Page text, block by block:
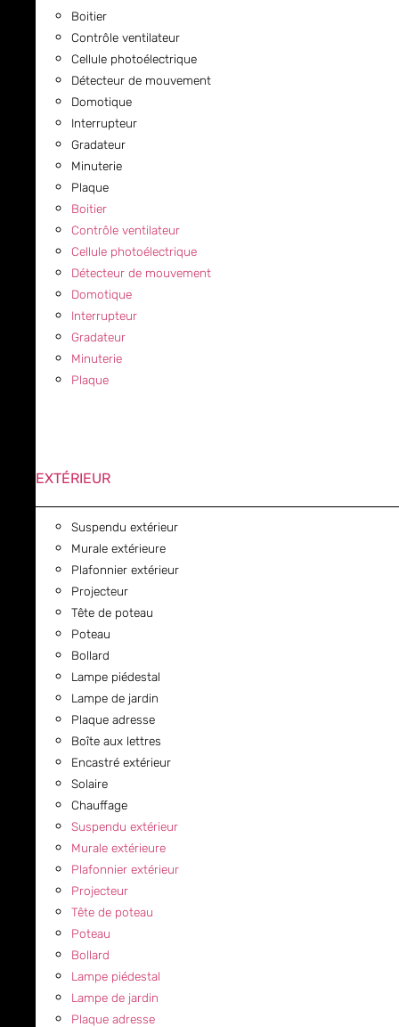
Boitier
Contrôle ventilateur
Cellule photoélectrique
Détecteur de mouvement
Domotique
Interrupteur
Gradateur
Minuterie
Plaque
Boitier
Contrôle ventilateur
Cellule photoélectrique
Détecteur de mouvement
Domotique
Interrupteur
Gradateur
Minuterie
Plaque
EXTÉRIEUR
Suspendu extérieur
Murale extérieure
Plafonnier extérieur
Projecteur
Tête de poteau
Poteau
Bollard
Lampe piédestal
Lampe de jardin
Plaque adresse
Boîte aux lettres
Encastré extérieur
Solaire
Chauffage
Suspendu extérieur
Murale extérieure
Plafonnier extérieur
Projecteur
Tête de poteau
Poteau
Bollard
Lampe piédestal
Lampe de jardin
Plaque adresse